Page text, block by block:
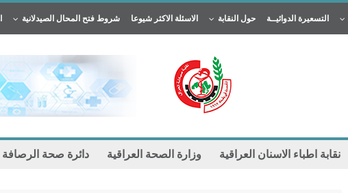
التسعيرة الدوائيــة حول النقابة الاسئلة الاكثر شيوعا شروط فتح المحال الصيدلانية
نقابة اطباء الاسنان العراقية وزارة الصحة العراقية دائرة صحة الرصافة